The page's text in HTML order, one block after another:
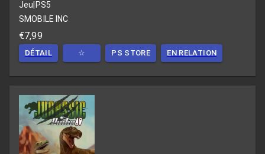
Jeu|PS5
SMOBILE INC
€7,99
DÉTAIL ☆ PS STORE EN RELATION